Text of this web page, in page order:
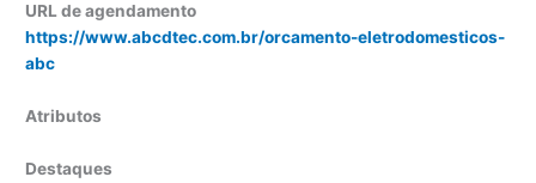
URL de agendamento
https://www.abcdtec.com.br/orcamento-eletrodomesticos-
abc
Atributos
Destaques